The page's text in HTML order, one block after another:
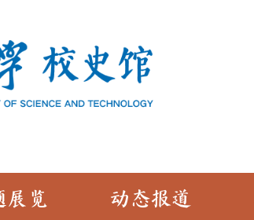
展览 动态报道